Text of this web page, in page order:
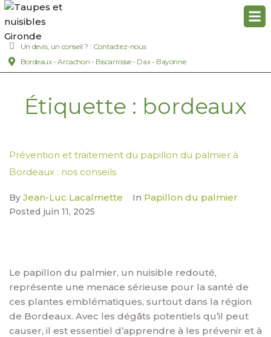
Un devis, un conseil ? : Contactez-nous
Bordeaux - Arcachon - Biscarrosse - Dax - Bayonne
Étiquette : bordeaux
Prévention et traitement du papillon du palmier à
Bordeaux : nos conseils
By Jean-Luc Lacalmette In Papillon du palmier
Posted juin 11, 2025
Le papillon du palmier, un nuisible redouté,
représente une menace sérieuse pour la santé de
ces plantes emblématiques, surtout dans la région
de Bordeaux. Avec les dégâts potentiels qu’il peut
causer, il est essentiel d’apprendre à les prévenir et à